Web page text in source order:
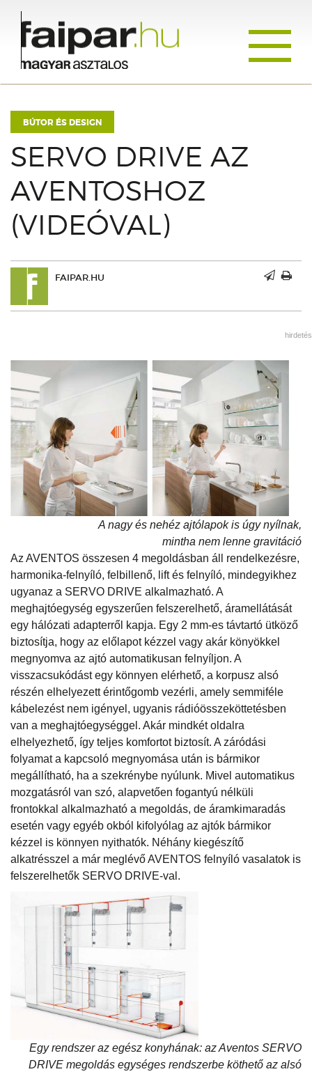
BÚTOR ÉS DESIGN
SERVO DRIVE AZ
AVENTOSHOZ
(VIDEÓVAL)
FAIPAR.HU
hirdetés
A nagy és nehéz ajtólapok is úgy nyílnak,
mintha nem lenne gravitáció
Az AVENTOS összesen 4 megoldásban áll rendelkezésre,
harmonika-felnyíló, felbillenő, lift és felnyíló, mindegyikhez
ugyanaz a SERVO DRIVE alkalmazható. A
meghajtóegység egyszerűen felszerelhető, áramellátását
egy hálózati adapterről kapja. Egy 2 mm-es távtartó ütköző
biztosítja, hogy az előlapot kézzel vagy akár könyökkel
megnyomva az ajtó automatikusan felnyíljon. A
visszacsukódást egy könnyen elérhető, a korpusz alsó
részén elhelyezett érintőgomb vezérli, amely semmiféle
kábelezést nem igényel, ugyanis rádióösszeköttetésben
van a meghajtóegységgel. Akár mindkét oldalra
elhelyezhető, így teljes komfortot biztosít. A záródási
folyamat a kapcsoló megnyomása után is bármikor
megállítható, ha a szekrénybe nyúlunk. Mivel automatikus
mozgatásról van szó, alapvetően fogantyú nélküli
frontokkal alkalmazható a megoldás, de áramkimaradás
esetén vagy egyéb okból kifolyólag az ajtók bármikor
kézzel is könnyen nyithatók. Néhány kiegészítő
alkatrésszel a már meglévő AVENTOS felnyíló vasalatok is
felszerelhetők SERVO DRIVE-val.
Egy rendszer az egész konyhának: az Aventos SERVO
DRIVE megoldás egységes rendszerbe köthető az alsó